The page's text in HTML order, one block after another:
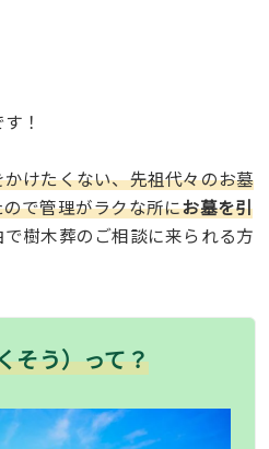
！
けたくない、先祖代々のお墓
で管理がラクな所にお墓を引
で樹木葬のご相談に来られる方
そう）って？